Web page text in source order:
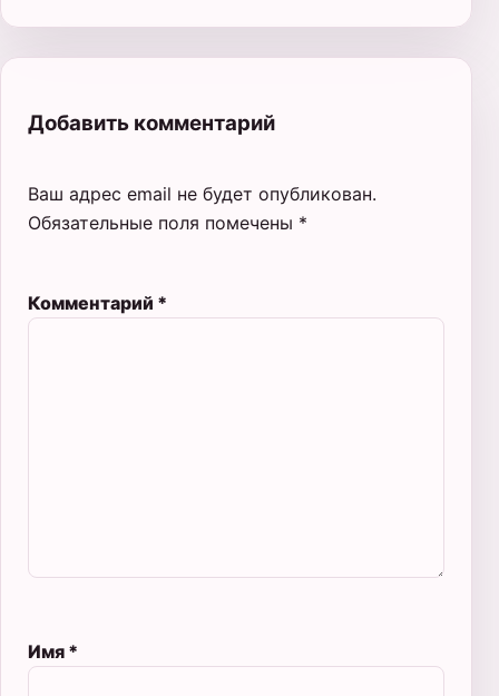
Добавить комментарий
Ваш адрес email не будет опубликован.
Обязательные поля помечены *
Комментарий *
Имя *